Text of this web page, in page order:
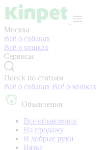
Москва
Всё о собаках
Всё о кошках
Сервисы
Поиск по статьям
Всё о собаках Всё о кошках
Объявления
Все объявления
На продажу
В добрые руки
Вязка